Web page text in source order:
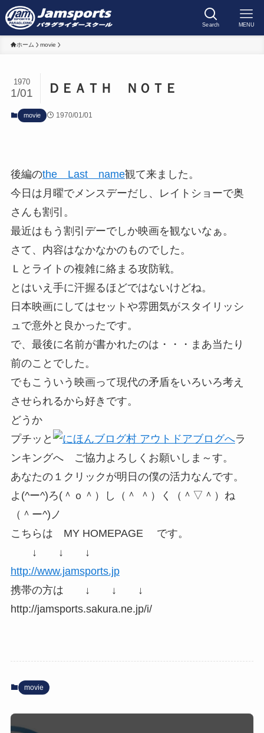
Search MENU
ホーム movie
ＤＥＡＴＨ ＮＯＴＥ
1970
1/01
movie 1970/01/01
後編のthe Last name観て来ました。
今日は月曜でメンスデーだし、レイトショーで奥
さんも割引。
最近はもう割引デーでしか映画を観ないなぁ。
さて、内容はなかなかのものでした。
Ｌとライトの複雑に絡まる攻防戦。
とはいえ手に汗握るほどではないけどね。
日本映画にしてはセットや雰囲気がスタイリッシ
ュで意外と良かったです。
で、最後に名前が書かれたのは・・・まあ当たり
前のことでした。
でもこういう映画って現代の矛盾をいろいろ考え
させられるから好きです。
どうか
プチッと
ラ
ンキングへ ご協力よろしくお願いしま～す。
あなたの１クリックが明日の僕の活力なんです。
よ(^ー^)ろ(＾ｏ＾）し（＾ ＾）く（＾▽＾）ね
（＾ー^)ノ
こちらは MY HOMEPAGE です。
↓ ↓ ↓
http://www.jamsports.jp
携帯の方は ↓ ↓ ↓
http://jamsports.sakura.ne.jp/i/
movie